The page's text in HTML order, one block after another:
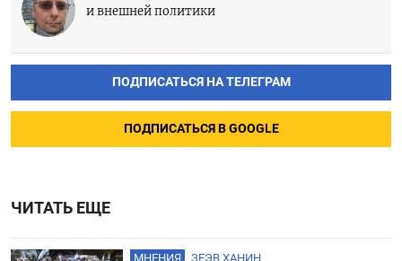
и внешней политики
ПОДПИСАТЬСЯ НА ТЕЛЕГРАМ
ПОДПИСАТЬСЯ В GOOGLE
ЧИТАТЬ ЕЩЕ
МНЕНИЯ ЗЕЭВ ХАНИН